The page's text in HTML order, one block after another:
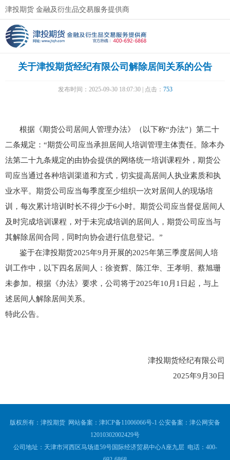
津投期货 金融及衍生品交易服务提供商
​关于津投期货经纪有限公司解除居间关系的公告
发布时间：2025-09-30 18:07:30 | 点击： 753
根据《期货公司居间人管理办法》（以下称“办法”）第二十
二条规定：“期货公司应当承担居间人培训管理主体责任。除本办
法第二十九条规定的由协会提供的网络统一培训课程外，期货公
司应当通过各种培训渠道和方式，切实提高居间人执业素质和执
业水平。期货公司应当每季度至少组织一次对居间人的现场培
训，每次累计培训时长不得少于6小时。期货公司应当督促居间人
及时完成培训课程，对于未完成培训的居间人，期货公司应当与
其解除居间合同，同时向协会进行信息登记。”
鉴于在津投期货2025年9月开展的2025年第三季度居间人培
训工作中，以下四名居间人：徐资辉、陈江华、王孝明、蔡旭珊
未参加。根据《办法》要求，公司将于2025年10月1日起，与上
述居间人解除居间关系。
特此公告。
津投期货经纪有限公司
2025年9月30日
版权所有：津投期货 网站备案： 津ICP备11006066号-1 公安备案： 津公网安备
12010302002429号
公司地址：天津市河西区马场道59号国际经济贸易中心A座九层 电话：400-